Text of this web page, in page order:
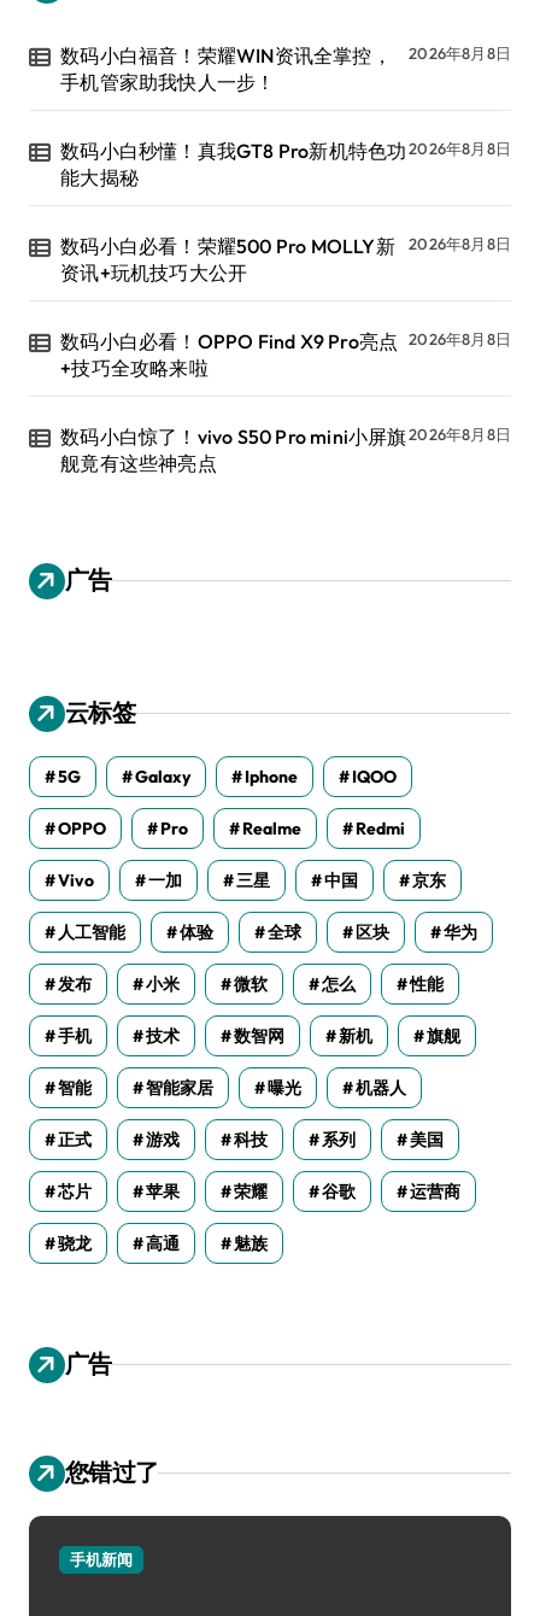
数码小白福音！荣耀WIN资讯全掌控，
手机管家助我快人一步！
2026年8月8日
数码小白秒懂！真我GT8 Pro新机特色功
能大揭秘
2026年8月8日
数码小白必看！荣耀500 Pro MOLLY新
资讯+玩机技巧大公开
2026年8月8日
数码小白必看！OPPO Find X9 Pro亮点
+技巧全攻略来啦
2026年8月8日
数码小白惊了！vivo S50 Pro mini小屏旗
舰竟有这些神亮点
2026年8月8日
广告
云标签
5G Galaxy Iphone IQOO
OPPO Pro Realme Redmi
Vivo 一加 三星 中国 京东
人工智能 体验 全球 区块 华为
发布 小米 微软 怎么 性能
手机 技术 数智网 新机 旗舰
智能 智能家居 曝光 机器人
正式 游戏 科技 系列 美国
芯片 苹果 荣耀 谷歌 运营商
骁龙 高通 魅族
广告
您错过了
手机新闻